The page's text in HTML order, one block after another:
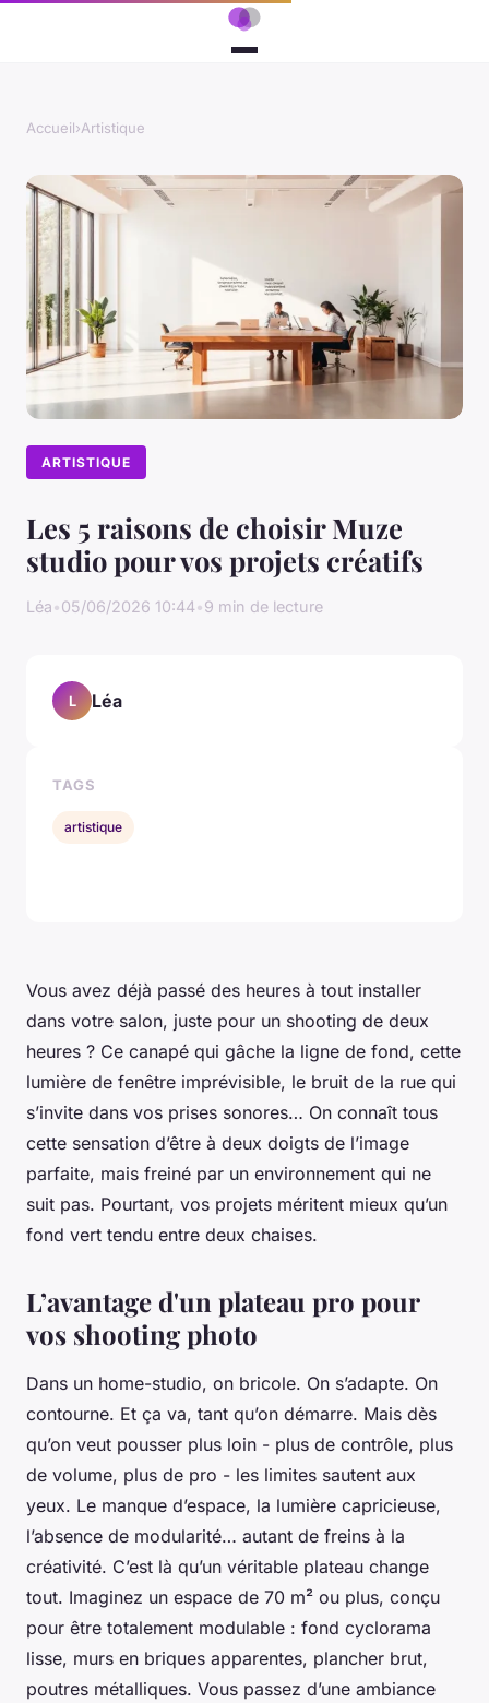
Accueil›Artistique
ARTISTIQUE
Les 5 raisons de choisir Muze
studio pour vos projets créatifs
Léa•05/06/2026 10:44•9 min de lecture
Vous avez déjà passé des heures à tout installer
dans votre salon, juste pour un shooting de deux
heures ? Ce canapé qui gâche la ligne de fond, cette
lumière de fenêtre imprévisible, le bruit de la rue qui
s’invite dans vos prises sonores… On connaît tous
cette sensation d’être à deux doigts de l’image
parfaite, mais freiné par un environnement qui ne
suit pas. Pourtant, vos projets méritent mieux qu’un
fond vert tendu entre deux chaises.
L’avantage d'un plateau pro pour
vos shooting photo
Dans un home-studio, on bricole. On s’adapte. On
contourne. Et ça va, tant qu’on démarre. Mais dès
qu’on veut pousser plus loin - plus de contrôle, plus
de volume, plus de pro - les limites sautent aux
yeux. Le manque d’espace, la lumière capricieuse,
l’absence de modularité… autant de freins à la
créativité. C’est là qu’un véritable plateau change
tout. Imaginez un espace de 70 m² ou plus, conçu
pour être totalement modulable : fond cyclorama
lisse, murs en briques apparentes, plancher brut,
poutres métalliques. Vous passez d’une ambiance
L Léa
TAGS
artistique